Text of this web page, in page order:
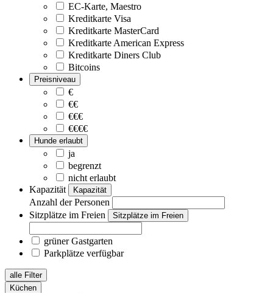
EC-Karte, Maestro
Kreditkarte Visa
Kreditkarte MasterCard
Kreditkarte American Express
Kreditkarte Diners Club
Bitcoins
Preisniveau
€
€€
€€€
€€€€
Hunde erlaubt
ja
begrenzt
nicht erlaubt
Kapazität
Kapazität
Anzahl der Personen
Sitzplätze im Freien
Sitzplätze im Freien
grüner Gastgarten
Parkplätze verfügbar
alle Filter
Küchen